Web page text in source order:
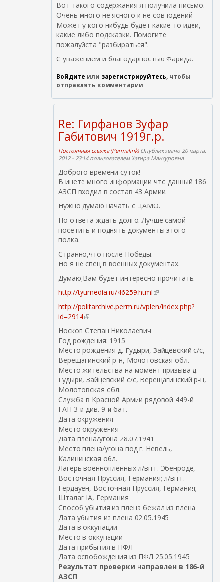
Вот такого содержания я получила письмо.
Очень много не ясного и не совподений.
Может у кого нибудь будет какие то идеи,
какие либо подсказки. Помогите
пожалуйста "разбираться".
С уважением и благодарностью Фарида.
Войдите или зарегистрируйтесь, чтобы
отправлять комментарии
Re: Гирфанов Зуфар
Габитович 1919г.р.
Постоянная ссылка (Permalink)Опубликовано 20 марта,
2012 - 23:14 пользователемХатира Мансуровна
Доброго времени суток!
В инете много информации что данный 186
АЗСП входил в состав 43 Армии.
Нужно думаю начать с ЦАМО.
Но ответа ждать долго. Лучше самой
посетить и поднять документы этого
полка.
Странно,что после Победы.
Но я не спец в военных документах.
Думаю,Вам будет интересно прочитать.
http://tyumedia.ru/46259.html(
н
я
я
с
с
л
http://politarchive.perm.ru/vplen/index.php?
id=2914(
в
н
е
ш
н
я
я
с
с
ы
л
к
а
)
Носков Степан Николаевич
Год рождения: 1915
Место рождения д. Гудыри, Зайцевский с/с,
Верещагинский р-н, Молотовская обл.
Место жительства на момент призыва д.
Гудыри, Зайцевский с/с, Верещагинский р-н,
Молотовская обл.
Служба в Красной Армии рядовой 449-й
ГАП 3-й див. 9-й бат.
Дата окружения
Место окружения
Дата плена/угона 28.07.1941
Место плена/угона под г. Невель,
Калининская обл.
Лагерь военнопленных л/вп г. Эбенроде,
Восточная Пруссия, Германия; л/вп г.
Гердауен, Восточная Пруссия, Германия;
Шталаг IA, Германия
Способ убытия из плена бежал из плена
Дата убытия из плена 02.05.1945
Дата в оккупации
Место в оккупации
Дата прибытия в ПФЛ
Дата освобождения из ПФЛ 25.05.1945
Результат проверки направлен в 186-й
АЗСП